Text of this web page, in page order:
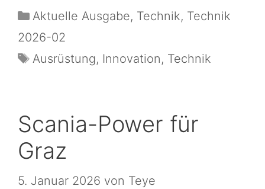
Aktuelle Ausgabe, Technik, Technik
2026-02
Ausrüstung, Innovation, Technik
Scania-Power für
Graz
5. Januar 2026 von Teye